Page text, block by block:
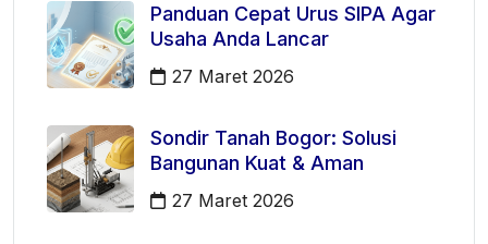
Panduan Cepat Urus SIPA Agar
Usaha Anda Lancar
27 Maret 2026
Sondir Tanah Bogor: Solusi
Bangunan Kuat & Aman
27 Maret 2026